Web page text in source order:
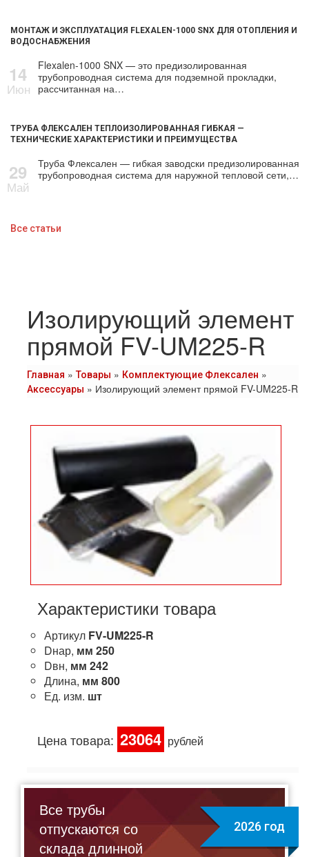
МОНТАЖ И ЭКСПЛУАТАЦИЯ FLEXALEN-1000 SNX ДЛЯ ОТОПЛЕНИЯ И
ВОДОСНАБЖЕНИЯ
14
Июн
Flexalen-1000 SNX — это предизолированная
трубопроводная система для подземной прокладки,
рассчитанная на…
ТРУБА ФЛЕКСАЛЕН ТЕПЛОИЗОЛИРОВАННАЯ ГИБКАЯ —
ТЕХНИЧЕСКИЕ ХАРАКТЕРИСТИКИ И ПРЕИМУЩЕСТВА
29
Май
Труба Флексален — гибкая заводски предизолированная
трубопроводная система для наружной тепловой сети,…
Все статьи
Изолирующий элемент
прямой FV-UM225-R
Главная »Товары » Комплектующие Флексален »
Аксессуары » Изолирующий элемент прямой FV-UM225-R
Характеристики товара
Артикул FV-UM225-R
Dнар, мм 250
Dвн, мм 242
Длина, мм 800
Ед. изм. шт
Цена товара: 23064 рублей
Все трубы
отпускаются со
склада длинной
2026 год